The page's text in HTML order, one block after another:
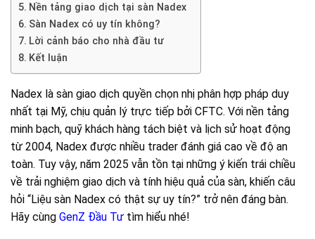
Nền tảng giao dịch tại sàn Nadex
Sàn Nadex có uy tín không?
Lời cảnh báo cho nhà đầu tư
Kết luận
Nadex là sàn giao dịch quyền chọn nhị phân hợp pháp duy
nhất tại Mỹ, chịu quản lý trực tiếp bởi CFTC. Với nền tảng
minh bạch, quỹ khách hàng tách biệt và lịch sử hoạt động
từ 2004, Nadex được nhiều trader đánh giá cao về độ an
toàn. Tuy vậy, năm 2025 vẫn tồn tại những ý kiến trái chiều
về trải nghiệm giao dịch và tính hiệu quả của sàn, khiến câu
hỏi “Liệu sàn Nadex có thật sự uy tín?” trở nên đáng bàn.
Hãy cùng GenZ Đầu Tư tìm hiểu nhé!